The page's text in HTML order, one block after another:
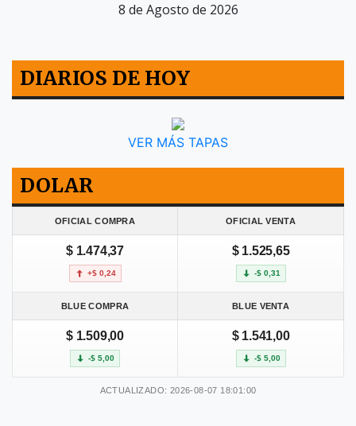
8 de Agosto de 2026
DIARIOS DE HOY
VER MÁS TAPAS
DOLAR
OFICIAL COMPRA OFICIAL VENTA
$ 1.474,37
+$ 0,24
$ 1.525,65
-$ 0,31
BLUE COMPRA BLUE VENTA
$ 1.509,00
-$ 5,00
$ 1.541,00
-$ 5,00
ACTUALIZADO: 2026-08-07 18:01:00